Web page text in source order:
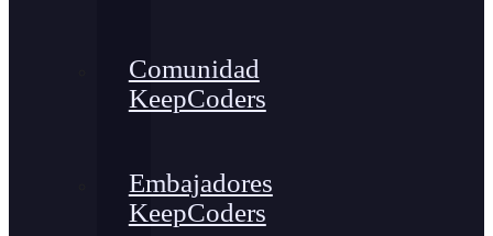
Comunidad
KeepCoders
Embajadores
KeepCoders